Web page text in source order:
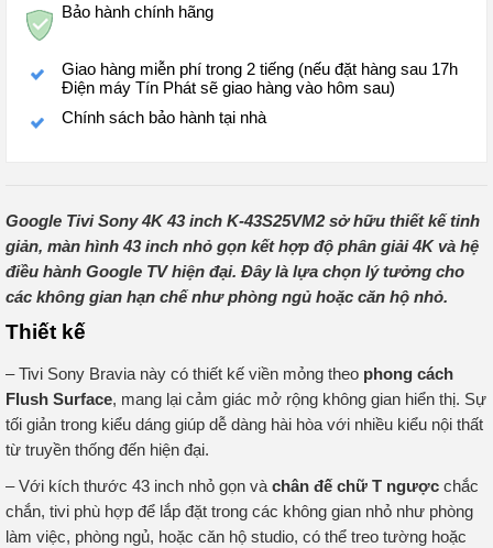
Bảo hành chính hãng
Giao hàng miễn phí trong 2 tiếng (nếu đặt hàng sau 17h
Điện máy Tín Phát sẽ giao hàng vào hôm sau)
Chính sách bảo hành tại nhà
Google Tivi Sony 4K 43 inch K-43S25VM2 sở hữu thiết kế tinh
giản, màn hình 43 inch nhỏ gọn kết hợp độ phân giải 4K và hệ
điều hành Google TV hiện đại. Đây là lựa chọn lý tưởng cho
các không gian hạn chế như phòng ngủ hoặc căn hộ nhỏ.
Thiết kế
– Tivi Sony Bravia này có thiết kế viền mỏng theo phong cách
Flush Surface, mang lại cảm giác mở rộng không gian hiển thị. Sự
tối giản trong kiểu dáng giúp dễ dàng hài hòa với nhiều kiểu nội thất
từ truyền thống đến hiện đại.
– Với kích thước 43 inch nhỏ gọn và chân đế chữ T ngược chắc
chắn, tivi phù hợp để lắp đặt trong các không gian nhỏ như phòng
làm việc, phòng ngủ, hoặc căn hộ studio, có thể treo tường hoặc